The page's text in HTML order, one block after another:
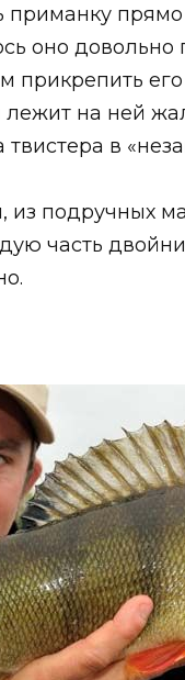
оно
прикрепить
на ней
в
подручных
часть